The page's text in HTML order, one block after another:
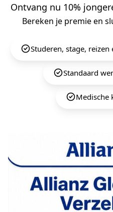
Ontvang nu 10%
Bereken je premie en
Studeren, stage,
Standaard
Medische